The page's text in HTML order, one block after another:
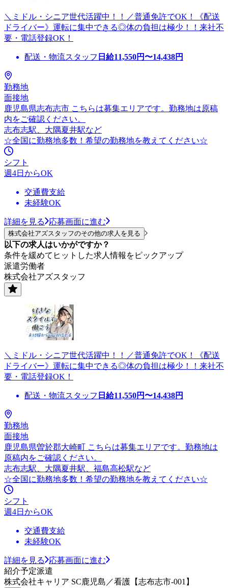
＼ミドル・シニア世代活躍中！！／普通免許でOK！《配送
ドライバー》運転に集中できる◎体の負担は極少！！来社不
要・電話登録OK！
配送・物流スタッフ 日給11,550円〜14,438円
勤務地
面接地
鹿児島県志布志市 こちらは募集エリアです。勤務地は原稿
内をご確認ください。
志布志駅、大隅夏井駅など
☆全国に勤務地多数！希望の勤務地を教えてください☆
シフト
週4日からOK
交通費支給
未経験OK
詳細を見る 応募画面に進む
株式会社アズスタッフのその他の求人を見る
以下の求人はいかがですか？
条件を緩めてヒットした求人情報をピックアップ
派遣労働者
株式会社アズスタッフ
＼ミドル・シニア世代活躍中！！／普通免許でOK！《配送
ドライバー》運転に集中できる◎体の負担は極少！！来社不
要・電話登録OK！
配送・物流スタッフ 日給11,550円〜14,438円
勤務地
面接地
鹿児島県曽於郡大崎町 こちらは募集エリアです。勤務地は
原稿内をご確認ください。
志布志駅、大隅夏井駅、福島高松駅など
☆全国に勤務地多数！希望の勤務地を教えてください☆
シフト
週4日からOK
交通費支給
未経験OK
詳細を見る
応募画面に進む
紹介予定派遣
株式会社キャリア SC鹿児島／看護【志布志市-001】